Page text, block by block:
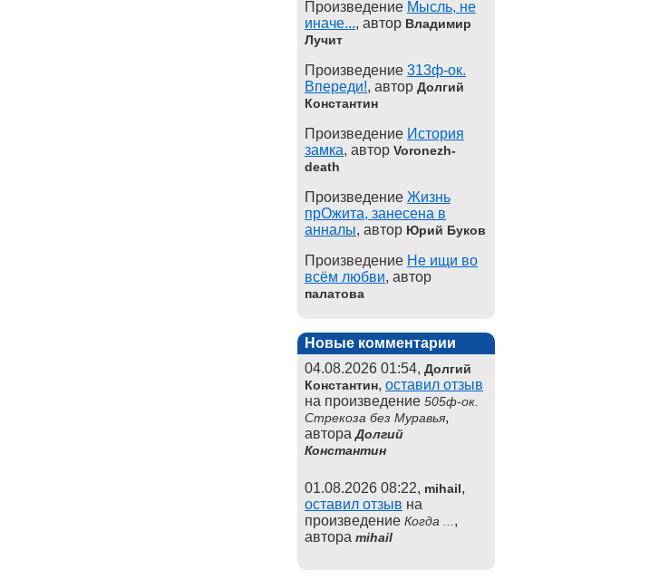
Произведение Мысль, не
иначе..., автор Владимир
Лучит
Произведение 313ф-ок.
Впереди!, автор Долгий
Константин
Произведение История
замка, автор Voronezh-
death
Произведение Жизнь
прОжита, занесена в
анналы, автор Юрий Буков
Произведение Не ищи во
всём любви, автор
палатова
Новые комментарии
04.08.2026 01:54, Долгий
Константин, оставил отзыв
на произведение 505ф-ок.
Стрекоза без Муравья,
автораДолгий
Константин
01.08.2026 08:22, mihail,
оставил отзыв на
произведение Когда ... ,
автора mihail